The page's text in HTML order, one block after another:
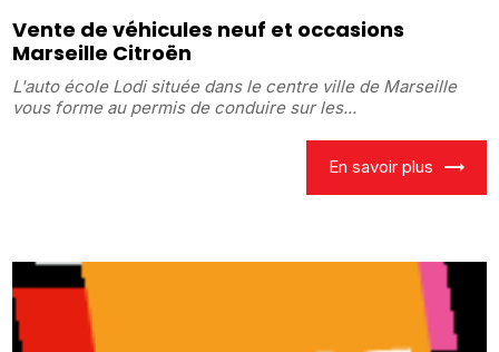
Vente de véhicules neuf et occasions
Marseille Citroën
L'auto école Lodi située dans le centre ville de Marseille
vous forme au permis de conduire sur les...
En savoir plus